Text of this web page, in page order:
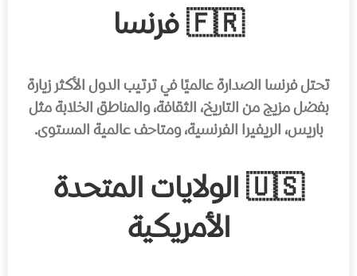
🇫🇷 فرنسا
تحتل فرنسا الصدارة عالميًا في ترتيب الدول الأكثر زيارة
بفضل مزيج من التاريخ، الثقافة، والمناطق الخلابة مثل
باريس، الريفيرا الفرنسية، ومتاحف عالمية المستوى.
🇺🇸 الولايات المتحدة
الأمريكية